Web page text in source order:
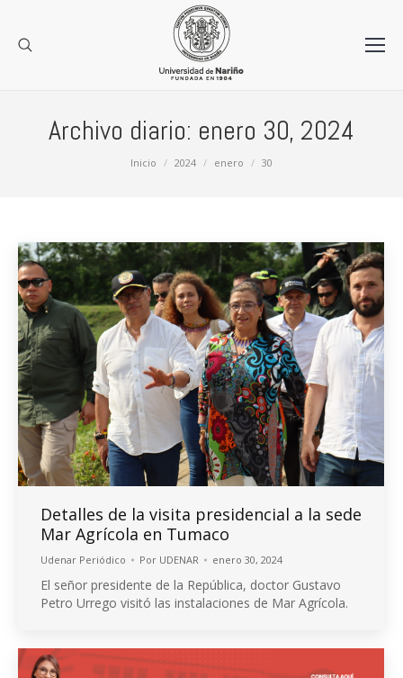
Archivo diario: enero 30, 2024
Inicio 2024 enero 30
Detalles de la visita presidencial a la sede
Mar Agrícola en Tumaco
Udenar Periódico Por UDENAR enero 30, 2024
El señor presidente de la República, doctor Gustavo
Petro Urrego visitó las instalaciones de Mar Agrícola.